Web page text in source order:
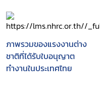
ประเทศไทย
ภาพรวมของแรงงานต่าง
ชาติที่ได้รับใบอนุญาต
ทำงานในประเทศไทย